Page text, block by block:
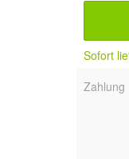
Sofort
Zahlung